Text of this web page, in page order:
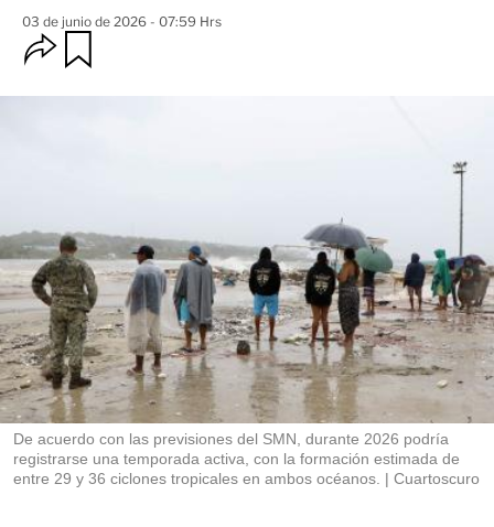
03 de junio de 2026 - 07:59 Hrs
O
p
i
e
c
o
m
p
a
r
t
i
r
De acuerdo con las previsiones del SMN, durante 2026 podría
registrarse una temporada activa, con la formación estimada de
entre 29 y 36 ciclones tropicales en ambos océanos.
Cuartoscuro